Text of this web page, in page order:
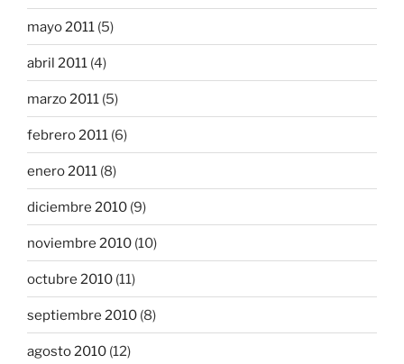
mayo 2011 (5)
abril 2011 (4)
marzo 2011 (5)
febrero 2011 (6)
enero 2011 (8)
diciembre 2010 (9)
noviembre 2010 (10)
octubre 2010 (11)
septiembre 2010 (8)
agosto 2010 (12)